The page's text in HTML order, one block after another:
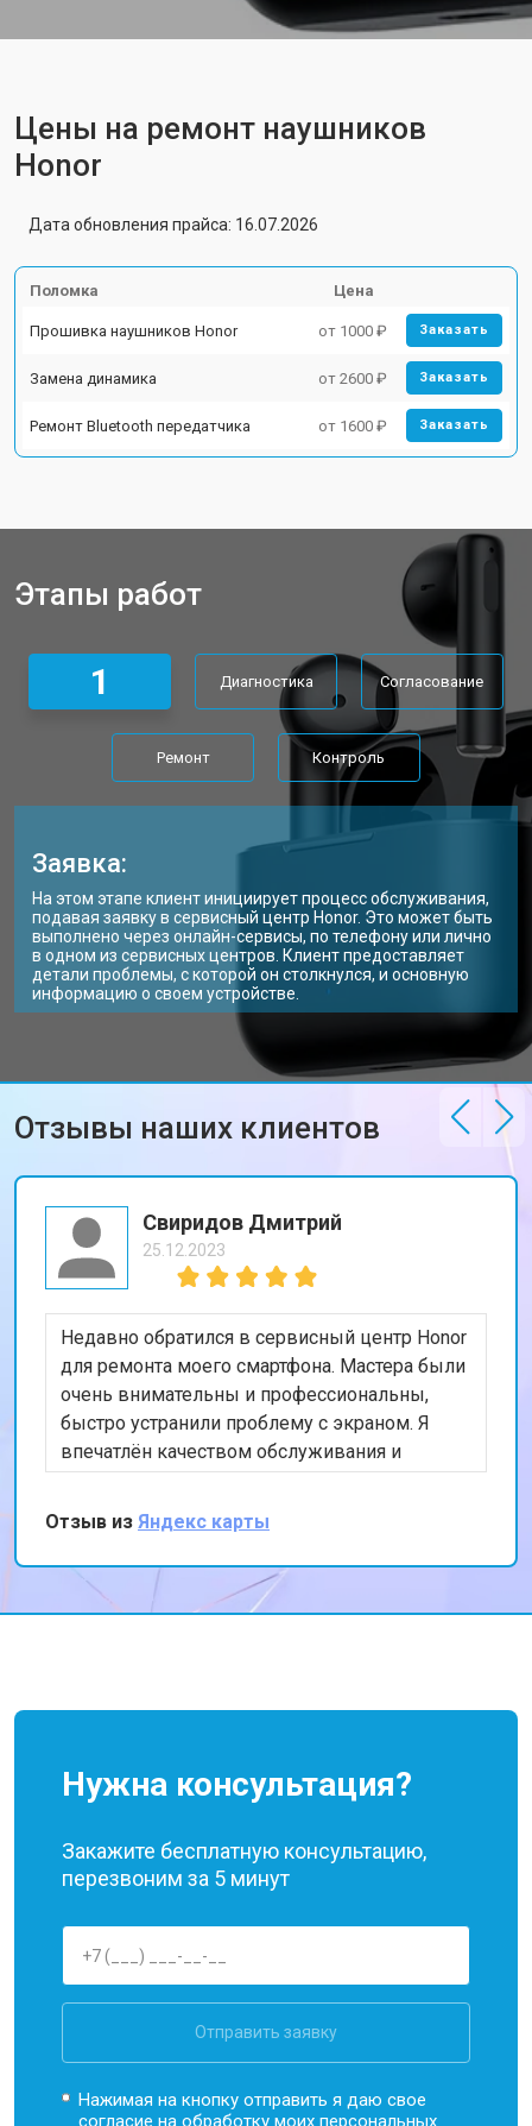
Цены на ремонт наушников
Honor
Дата обновления прайса: 16.07.2026
Поломка Цена
Прошивка наушников Honor от 1000 ₽ Заказать
Замена динамика от 2600 ₽ Заказать
Ремонт Bluetooth передатчика от 1600 ₽ Заказать
Этапы работ
1 Диагностика Согласование
Ремонт Контроль
Заявка:
На этом этапе клиент инициирует процесс обслуживания,
подавая заявку в сервисный центр Honor. Это может быть
выполнено через онлайн-сервисы, по телефону или лично
в одном из сервисных центров. Клиент предоставляет
детали проблемы, с которой он столкнулся, и основную
информацию о своем устройстве.
Отзывы наших клиентов
Свиридов Дмитрий
25.12.2023
Недавно обратился в сервисный центр Honor
для ремонта моего смартфона. Мастера были
очень внимательны и профессиональны,
быстро устранили проблему с экраном. Я
впечатлён качеством обслуживания и
скоростью выполнения работы. Мой телефон
теперь работает безупречно. Спасибо за
отличную работу!
Отзыв из Яндекс карты
Нужна консультация?
Закажите бесплатную консультацию,
перезвоним за 5 минут
Отправить заявку
Нажимая на кнопку отправить я даю свое
согласие на обработку моихперсональных